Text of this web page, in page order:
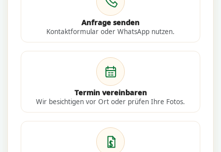
Anfrage senden
Kontaktformular oder WhatsApp nutzen.
Termin vereinbaren
Wir besichtigen vor Ort oder prüfen Ihre Fotos.